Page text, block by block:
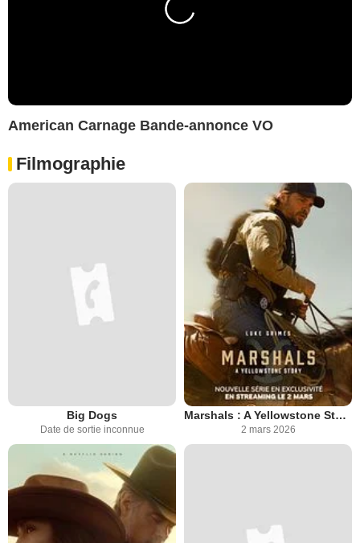
American Carnage Bande-annonce VO
Filmographie
Big Dogs
Date de sortie inconnue
Marshals : A Yellowstone Story
2 mars 2026